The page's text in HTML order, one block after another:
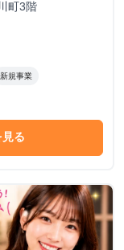
町3階
新規事業
る